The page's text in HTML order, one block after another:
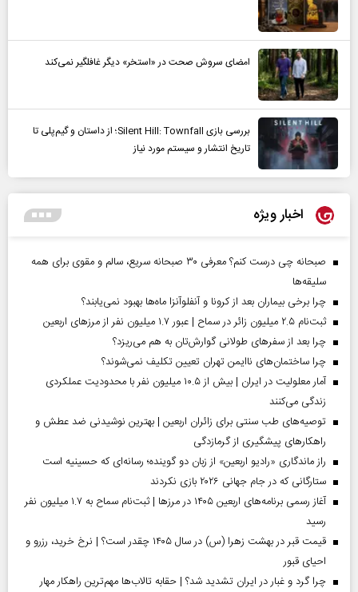
امضای سروش صحت در «استخر» دیگر غافلگیر نمی‌کند
بررسی بازی Silent Hill: Townfall؛ از داستان و گیم‌پلی تا
تاریخ انتشار و سیستم مورد نیاز
اخبار ویژه
صبحانه چی درست کنم؟ معرفی ۳۰ صبحانه سریع، سالم و مقوی برای همه
سلیقه‌ها
چرا برخی بیماران بعد از کرونا و آنفلوآنزا ماه‌ها بهبود نمی‌یابند؟
ثبت‌نام ۲.۵ میلیون زائر در سماح | عبور ۱.۷ میلیون نفر از مرز‌های اربعین
چرا بعد از سفرهای طولانی گوارش‌تان به هم می‌ریزد؟
چرا ساختمان‌های ناایمن تهران تعیین تکلیف نمی‌شوند؟
آمار معلولیت در ایران | بیش از ۱۰.۵ میلیون نفر با محدودیت عملکردی
زندگی می‌کنند
توصیه‌های طب سنتی برای زائران اربعین | بهترین نوشیدنی ضد عطش و
راهکارهای پیشگیری از گرمازدگی
راز ماندگاری «رادیو اربعین» از زبان دو گوینده؛ رسانه‌ای که حسینیه است
ستارگانی که در جام جهانی ۲۰۲۶ بازی نکردند
آغاز رسمی برنامه‌های اربعین ۱۴۰۵ در مرز‌ها | ثبت‌نام سماح به ۱.۷ میلیون نفر
رسید
قیمت قبر در بهشت زهرا (س) در سال ۱۴۰۵ چقدر است؟ | نرخ خرید، رزرو و
احیای قبور
چرا گرد و غبار در ایران تشدید شد؟ | حقابه تالاب‌ها مهم‌ترین راهکار مهار